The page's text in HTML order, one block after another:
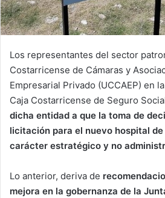
Los representantes del sector
Costarricense de Cámaras y
Empresarial Privado (UCCAEP) en
Caja Costarricense de Seguro
dicha entidad a que la toma de
licitación para el nuevo hospital
carácter estratégico y no
Lo anterior, deriva de
mejora en la gobernanza de la